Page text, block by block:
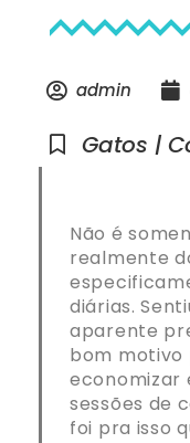
admin
Gatos |
Não é
realmente
diárias.
aparente
bom motivo
economizar
sessões de
foi pra isso